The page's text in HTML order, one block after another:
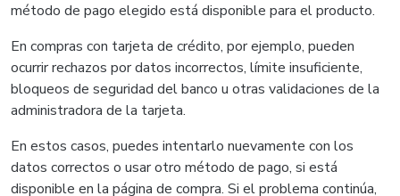
método de pago elegido está disponible para el producto.
En compras con tarjeta de crédito, por ejemplo, pueden
ocurrir rechazos por datos incorrectos, límite insuficiente,
bloqueos de seguridad del banco u otras validaciones de la
administradora de la tarjeta.
En estos casos, puedes intentarlo nuevamente con los
datos correctos o usar otro método de pago, si está
disponible en la página de compra. Si el problema continúa,